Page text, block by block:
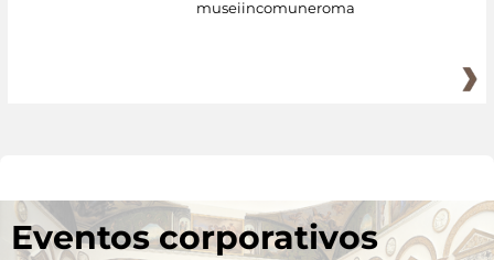
museiincomuneroma
Eventos corporativos